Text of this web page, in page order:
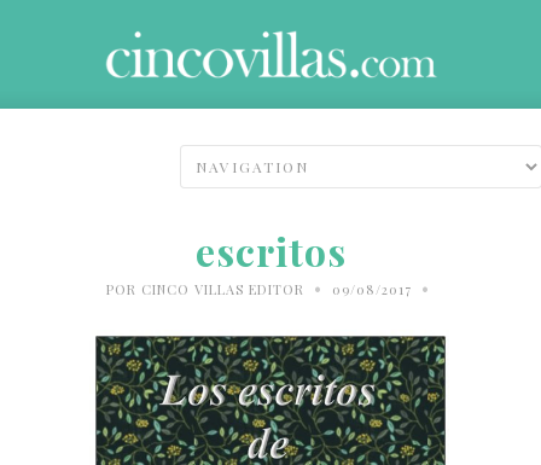
escritos
POR CINCO VILLAS EDITOR • 09/08/2017 •